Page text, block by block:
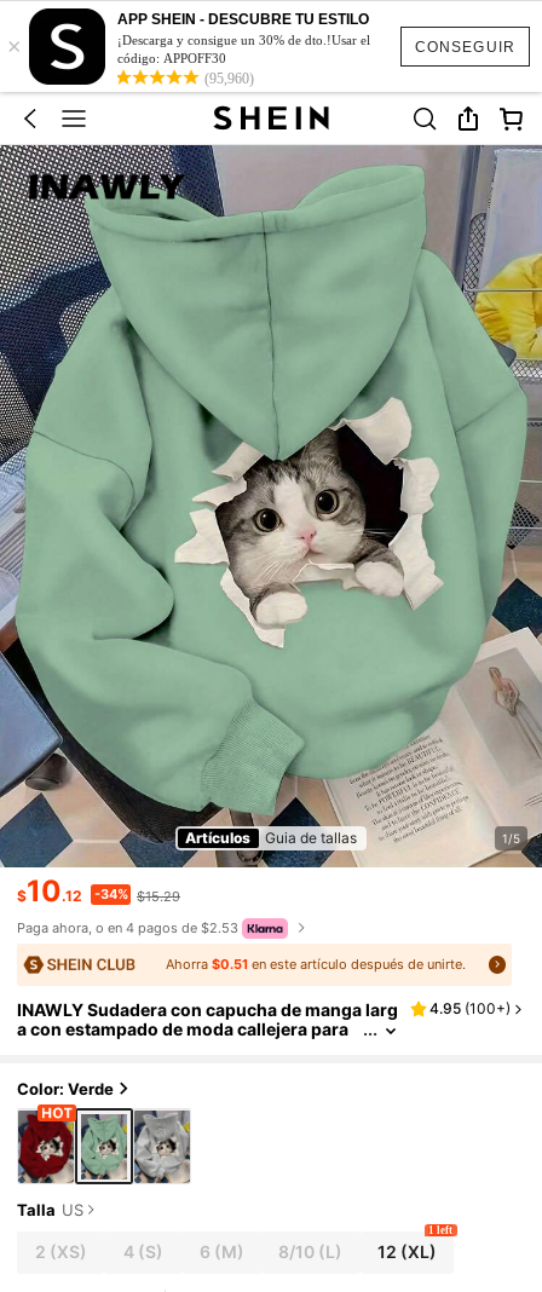
CONSEGUIR
×
APP SHEIN - DESCUBRE TU ESTILO
¡Descarga y consigue un 30% de dto.!Usar el
código: APPOFF30
(95,960)
Artículos Guia de tallas 1/5
$10.12 -34% $15.29
Paga ahora, o en 4 pagos de $2.53
Ahorra $0.51en este artículo después de unirte.
INAWLY Sudadera con capucha de manga larg
a con estampado de moda callejera para
era de otoño para vuelta al colegio
4.95 (100+)
Color: Verde
Talla US
2 (XS) 4(S) 6 (M) 8/10 (L) 12 (XL)
1 left